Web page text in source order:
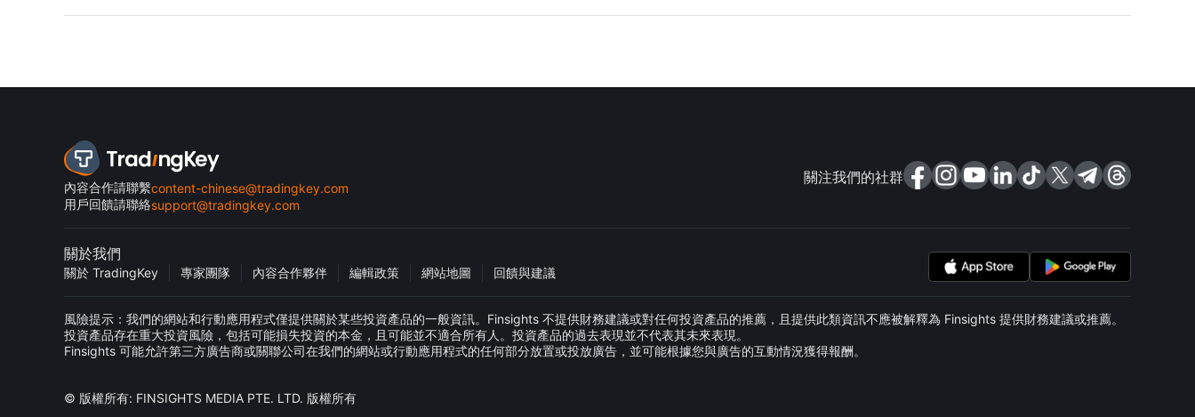
內容合作請聯繫content-chinese@tradingkey.com
用戶回饋請聯絡support@tradingkey.com
關注我們的社群
關於我們
關於 TradingKey 專家團隊 內容合作夥伴 編輯政策 網站地圖 回饋與建議
風險提示：我們的網站和行動應用程式僅提供關於某些投資產品的一般資訊。Finsights 不提供財務建議或對任何投資產品的推薦，且提供此類資訊不應被解釋為 Finsights 提供財務建議或推薦。
投資產品存在重大投資風險，包括可能損失投資的本金，且可能並不適合所有人。投資產品的過去表現並不代表其未來表現。
Finsights 可能允許第三方廣告商或關聯公司在我們的網站或行動應用程式的任何部分放置或投放廣告，並可能根據您與廣告的互動情況獲得報酬。
© 版權所有: FINSIGHTS MEDIA PTE. LTD. 版權所有